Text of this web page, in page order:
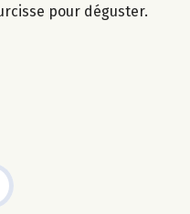
pour déguster.